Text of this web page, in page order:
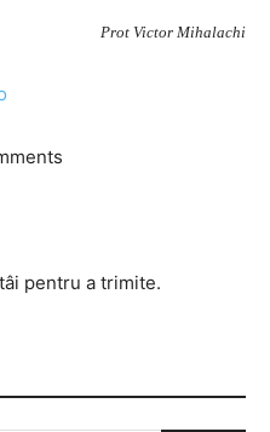
Prot Victor Mihalachi
pentru a trimite.